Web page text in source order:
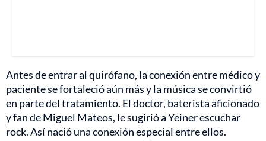
Antes de entrar al quirófano, la conexión entre médico y
paciente se fortaleció aún más y la música se convirtió
en parte del tratamiento. El doctor, baterista aficionado
y fan de Miguel Mateos, le sugirió a Yeiner escuchar
rock. Así nació una conexión especial entre ellos.